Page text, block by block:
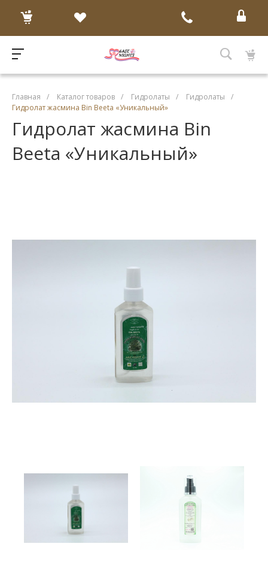
Главная / Каталог товаров / Гидролаты / Гидролаты
/
Гидролат жасмина Bin Beeta «Уникальный»
Гидролат жасмина Bin
Beeta «Уникальный»